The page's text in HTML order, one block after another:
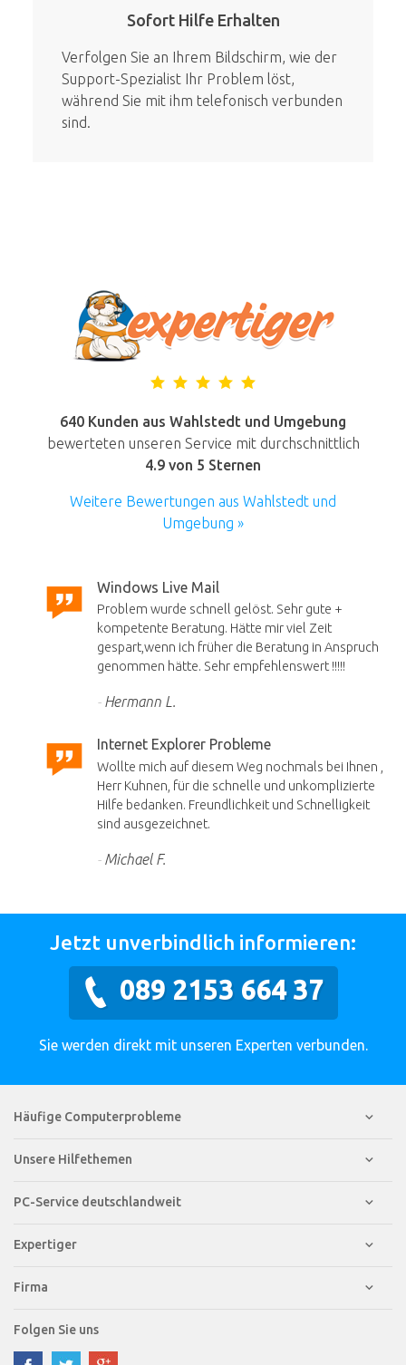
Sofort Hilfe Erhalten
Verfolgen Sie an Ihrem Bildschirm, wie der
Support-Spezialist Ihr Problem löst,
während Sie mit ihm telefonisch verbunden
sind.
640 Kunden aus Wahlstedt und Umgebung
bewerteten unseren Service mit durchschnittlich
4.9 von 5 Sternen
Weitere Bewertungen aus Wahlstedt und
Umgebung »
Windows Live Mail
Problem wurde schnell gelöst. Sehr gute +
kompetente Beratung. Hätte mir viel Zeit
gespart,wenn ich früher die Beratung in Anspruch
genommen hätte. Sehr empfehlenswert !!!!!
Hermann L.
Internet Explorer Probleme
Wollte mich auf diesem Weg nochmals bei Ihnen ,
Herr Kuhnen, für die schnelle und unkomplizierte
Hilfe bedanken. Freundlichkeit und Schnelligkeit
sind ausgezeichnet.
Michael F.
Jetzt unverbindlich informieren:
089 2153 664 37
Sie werden direkt mit unseren Experten verbunden.
Häufige Computerprobleme
Unsere Hilfethemen
PC-Service deutschlandweit
Expertiger
Firma
Folgen Sie uns